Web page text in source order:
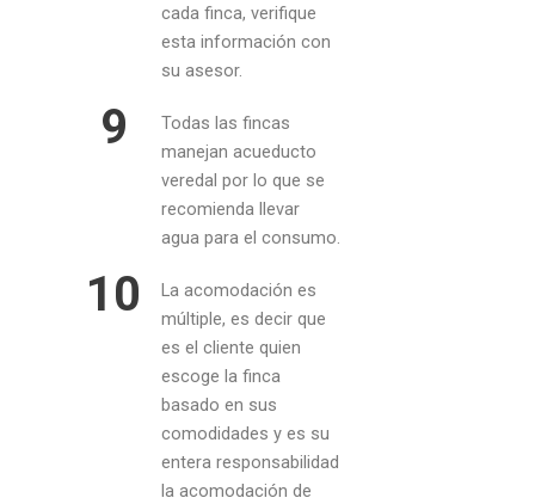
cada finca, verifique
esta información con
su asesor.
9
Todas las fincas
manejan acueducto
veredal por lo que se
recomienda llevar
agua para el consumo.
10
La acomodación es
múltiple, es decir que
es el cliente quien
escoge la finca
basado en sus
comodidades y es su
entera responsabilidad
la acomodación de